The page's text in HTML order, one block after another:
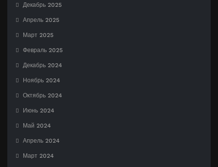
Декабрь 2025
Апрель 2025
Март 2025
Февраль 2025
Декабрь 2024
Ноябрь 2024
Октябрь 2024
Июнь 2024
Май 2024
Апрель 2024
Март 2024